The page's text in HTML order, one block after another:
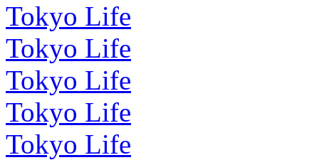
Tokyo Life
Tokyo Life
Tokyo Life
Tokyo Life
Tokyo Life